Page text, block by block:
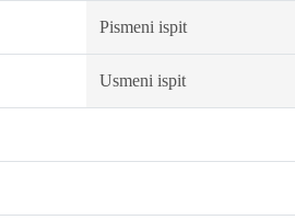
Pismeni ispit
Usmeni ispit